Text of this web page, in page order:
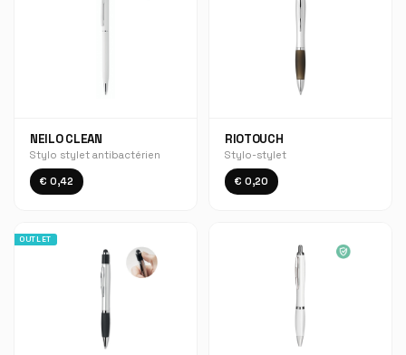
NEILO CLEAN
Stylo stylet antibactérien
€ 0,42
RIOTOUCH
Stylo-stylet
€ 0,20
OUTLET